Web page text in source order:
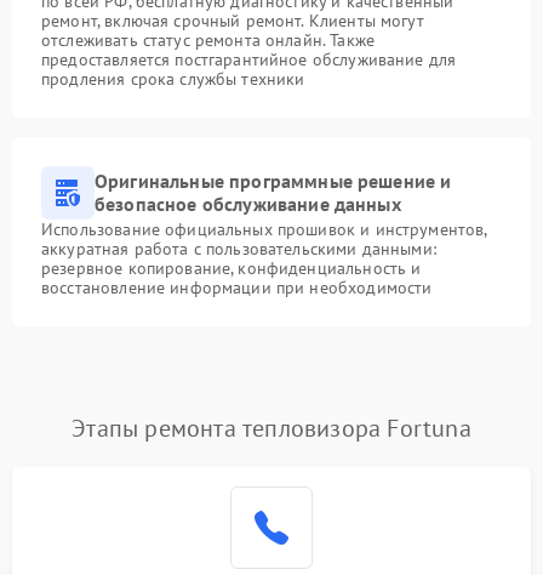
ремонт, включая срочный ремонт. Клиенты могут
отслеживать статус ремонта онлайн. Также
предоставляется постгарантийное обслуживание для
продления срока службы техники
Оригинальные программные решение и
безопасное обслуживание данных
Использование официальных прошивок и инструментов,
аккуратная работа с пользовательскими данными:
резервное копирование, конфиденциальность и
восстановление информации при необходимости
Этапы ремонта тепловизора Fortuna